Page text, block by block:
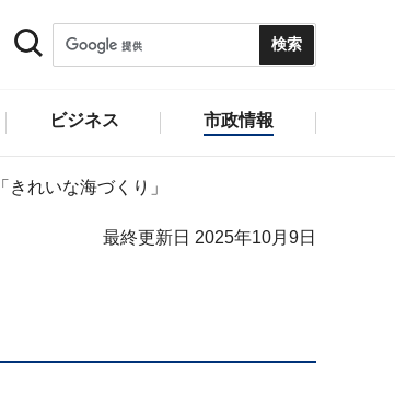
ビジネス 市政情報
「きれいな海づくり」
最終更新日 2025年10月9日